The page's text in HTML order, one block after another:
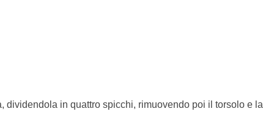
dividendola in quattro spicchi, rimuovendo poi il torsolo e la